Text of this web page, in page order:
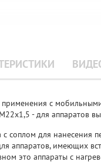
с
- для аппаратов
с соплом для нанесения
аппаратов, имеющих
это аппараты с